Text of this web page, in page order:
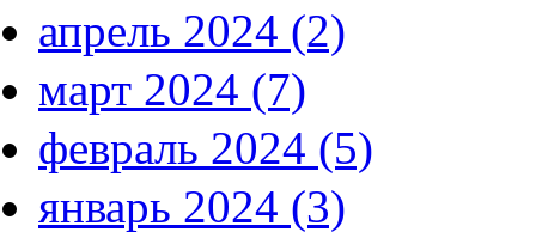
апрель 2024 (2)
март 2024 (7)
февраль 2024 (5)
январь 2024 (3)